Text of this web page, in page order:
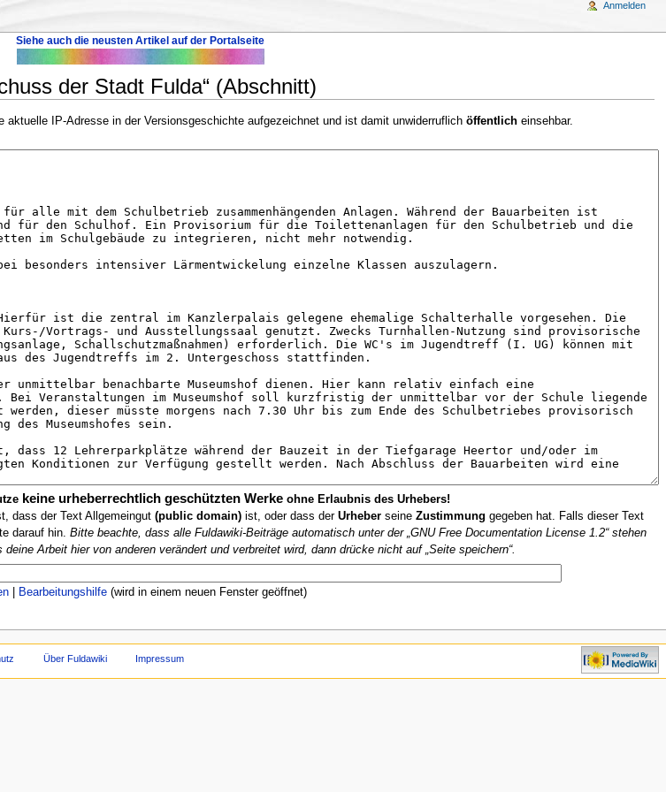
Siehe auch die neusten Artikel auf der Portalseite
der Stadt Fulda“ (Abschnitt)
IP-Adresse in der Versionsgeschichte aufgezeichnet und ist damit unwiderruflich öffentlicheinsehbar.
keine urheberrechtlich geschützten Werkeohne Erlaubnis des Urhebers!
dass der Text Allgemeingut (public domain)ist, oder dass der Urheberseine Zustimmung gegeben hat. Falls dieser Text
darauf hin. Bitte beachte, dass alle Fuldawiki-Beiträge automatisch unter der „GNU Free Documentation License 1.2“ stehen
Arbeit hier von anderen verändert und verbreitet wird, dann drücke nicht auf „Seite speichern“.
Bearbeitungshilfe (wird in einem neuen Fenster geöffnet)
Anmelden
Über Fuldawiki Impressum